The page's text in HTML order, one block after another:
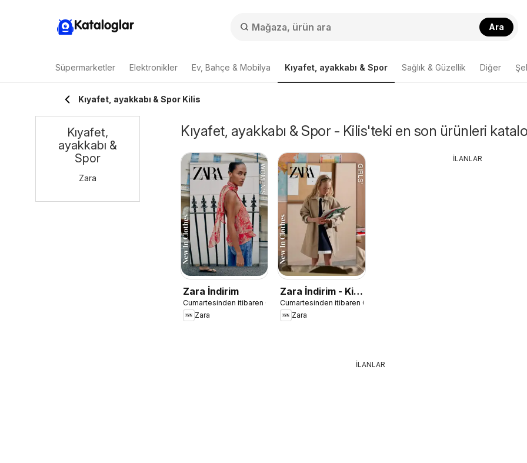
Kataloglar Ara
Süpermarketler Elektronikler Ev, Bahçe & Mobilya Kıyafet, ayakkabı & Spor Sağlık & Güzellik Diğer
Kıyafet, ayakkabı & Spor Kilis
Kıyafet, ayakkabı & Spor - Kilis'teki en son ürünleri
Zara İndirim
Cumartesinden itibaren 01.08.2026
Zara
Zara İndirim - Kiz
Çocuk
Cumartesinden itibaren 01.08.2026
Zara
İLANLAR
İLANLAR
Kıyafet,
ayakkabı &
Spor
Zara